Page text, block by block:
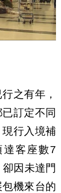
之有年，
訂定不同
行入境補
達客座數7
因未達門
機來台的